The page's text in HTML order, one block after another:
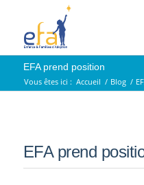
EFA prend position
Vous êtes ici : Accueil / Blog /
EFA prend